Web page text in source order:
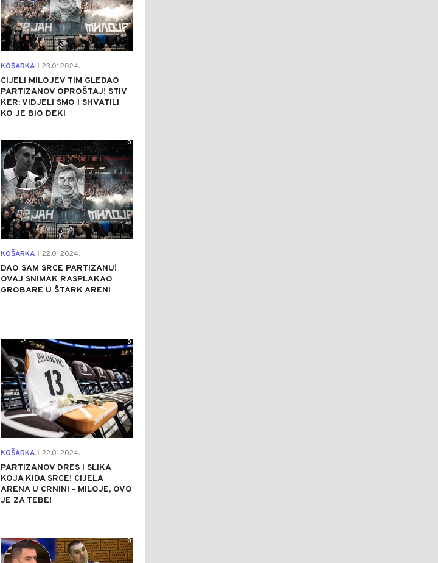
KOŠARKA 23.01.2024.
CIJELI MILOJEV TIM GLEDAO
PARTIZANOV OPROŠTAJ! STIV
KER: VIDJELI SMO I SHVATILI
KO JE BIO DEKI
KOŠARKA 22.01.2024.
DAO SAM SRCE PARTIZANU!
OVAJ SNIMAK RASPLAKAO
GROBARE U ŠTARK ARENI
0
KOŠARKA 22.01.2024.
PARTIZANOV DRES I SLIKA
KOJA KIDA SRCE! CIJELA
ARENA U CRNINI - MILOJE, OVO
JE ZA TEBE!
0
0